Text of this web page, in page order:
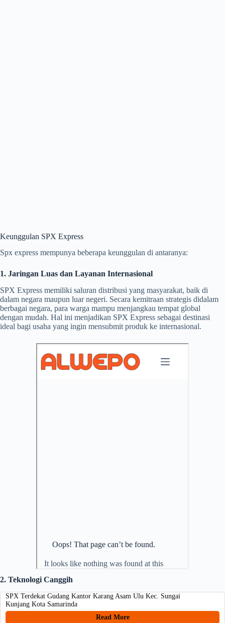
Keunggulan SPX Express
Spx express mempunya beberapa keunggulan di antaranya:
1. Jaringan Luas dan Layanan Internasional
SPX Express memiliki saluran distribusi yang masyarakat, baik di
dalam negara maupun luar negeri. Secara kemitraan strategis didalam
berbagai negara, para warga mampu menjangkau tempat global
dengan mudah. Hal ini menjadikan SPX Express sebagai destinasi
ideal bagi usaha yang ingin mensubmit produk ke internasional.
2. Teknologi Canggih
SPX Terdekat Gudang Kantor Karang Asam Ulu Kec. Sungai
Kunjang Kota Samarinda
Read More